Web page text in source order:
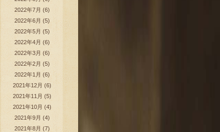
2022年7月 (6)
2022年6月 (5)
2022年5月 (5)
2022年4月 (6)
2022年3月 (6)
2022年2月 (5)
2022年1月 (6)
2021年12月 (6)
2021年11月 (5)
2021年10月 (4)
2021年9月 (4)
2021年8月 (7)